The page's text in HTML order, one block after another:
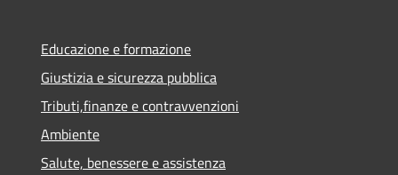
Educazione e formazione
Giustizia e sicurezza pubblica
Tributi,finanze e contravvenzioni
Ambiente
Salute, benessere e assistenza